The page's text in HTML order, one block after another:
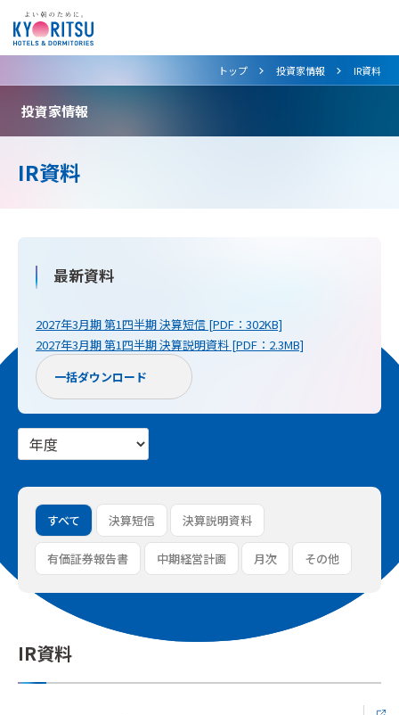
トップ >
投資家情報 >
IR資料
投資家情報
IR資料
最新資料
2027年3月期 第1四半期 決算短信 [PDF：302KB]
2027年3月期 第1四半期 決算説明資料 [PDF：2.3MB]
一括ダウンロード
すべて 決算短信 決算説明資料
有価証券報告書 中期経営計画 月次 その他
IR資料